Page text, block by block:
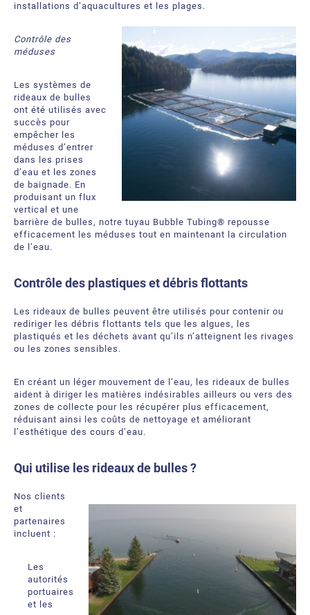
installations d’aquacultures et les plages.
Contrôle des
méduses
Les systèmes de
rideaux de bulles
ont été utilisés avec
succès pour
empêcher les
méduses d’entrer
dans les prises
d’eau et les zones
de baignade. En
produisant un flux
vertical et une
barrière de bulles, notre tuyau Bubble Tubing® repousse
efficacement les méduses tout en maintenant la circulation
de l’eau.
Contrôle des plastiques et débris flottants
Les rideaux de bulles peuvent être utilisés pour contenir ou
rediriger les débris flottants tels que les algues, les
plastiqués et les déchets avant qu’ils n’atteignent les rivages
ou les zones sensibles.
En créant un léger mouvement de l’eau,
les rideaux de bulles
aident à diriger les matières indésirables ailleurs ou vers des
zones de collecte pour les récupérer plus efficacement,
réduisant ainsi les coûts de nettoyage et améliorant
l’esthétique des cours d’eau.
Qui utilise les rideaux de bulles ?
Nos clients
et
partenaires
incluent :
Les
autorités
portuaires
et les